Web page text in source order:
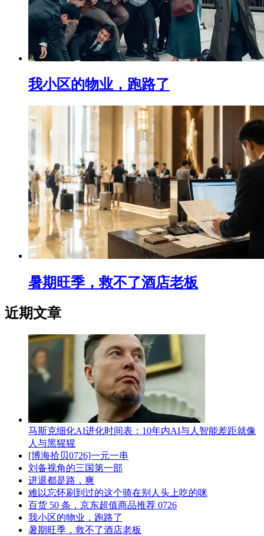
我小区的物业，跑路了
暑期旺季，救不了酒店老板
近期文章
马斯克细化AI进化时间表：10年内AI与人智能差距就像
人与黑猩猩
[博海拾贝0726]一元一串
刘备视角的三国第一部
进退都是路，爽
难以忘怀刷到过的这个骑在别人头上吃的咪
百货 50 条，京东超值商品推荐 0726
我小区的物业，跑路了
暑期旺季，救不了酒店老板